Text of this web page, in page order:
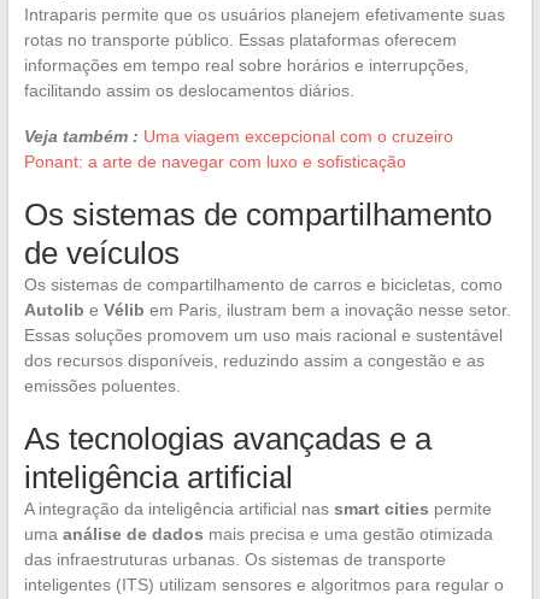
Intraparis permite que os usuários planejem efetivamente suas
rotas no transporte público. Essas plataformas oferecem
informações em tempo real sobre horários e interrupções,
facilitando assim os deslocamentos diários.
Veja também : Uma viagem excepcional com o cruzeiro
Ponant: a arte de navegar com luxo e sofisticação
Os sistemas de compartilhamento
de veículos
Os sistemas de compartilhamento de carros e bicicletas, como
Autolib e Vélib em Paris, ilustram bem a inovação nesse setor.
Essas soluções promovem um uso mais racional e sustentável
dos recursos disponíveis, reduzindo assim a congestão e as
emissões poluentes.
As tecnologias avançadas e a
inteligência artificial
A integração da inteligência artificial nas smart cities permite
uma análise de dados mais precisa e uma gestão otimizada
das infraestruturas urbanas. Os sistemas de transporte
inteligentes (ITS) utilizam sensores e algoritmos para regular o